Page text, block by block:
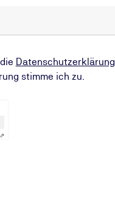
Datenschutzerklärung
stimme ich zu.